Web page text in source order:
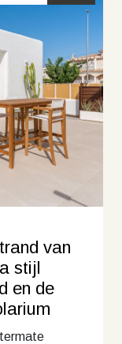
van
stijl
en de